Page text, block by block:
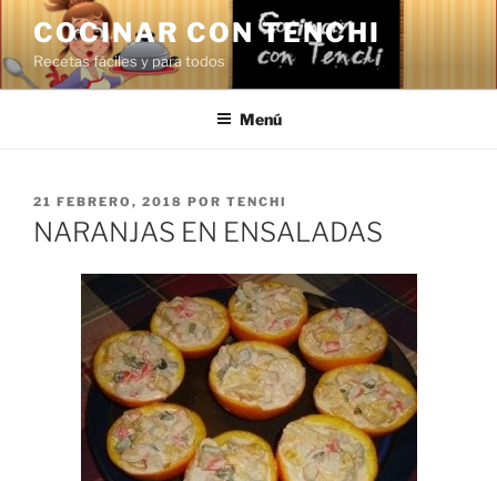
Saltar
contenido
COCINAR CON TENCHI
Recetas fáciles y para todos
Menú
PUBLICADO
EL
21 FEBRERO, 2018 POR TENCHI
NARANJAS EN ENSALADAS